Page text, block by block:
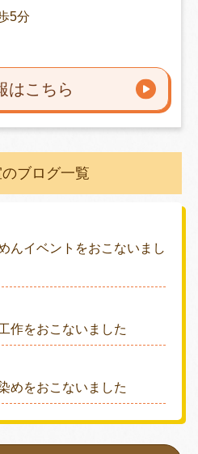
5分
はこちら
ブログ一覧
んイベントをおこないまし
作をおこないました
めをおこないました